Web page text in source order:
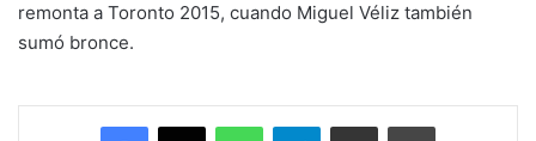
remonta a Toronto 2015, cuando Miguel Véliz también
sumó bronce.
Facebook
X WhatsAppTelegramEnviar vía email Imprimir